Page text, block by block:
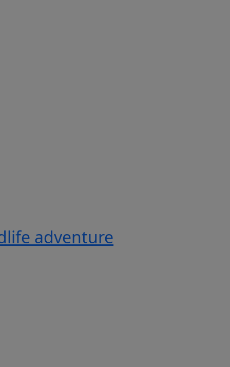
adventure